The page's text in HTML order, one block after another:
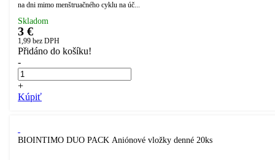
na dni mimo menštruačného cyklu na úč...
Skladom
3 €
1,99 bez DPH
Přidáno do košíku!
-
+
Kúpiť
BIOINTIMO DUO PACK Aniónové vložky denné 20ks